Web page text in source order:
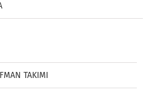
TAKIMI